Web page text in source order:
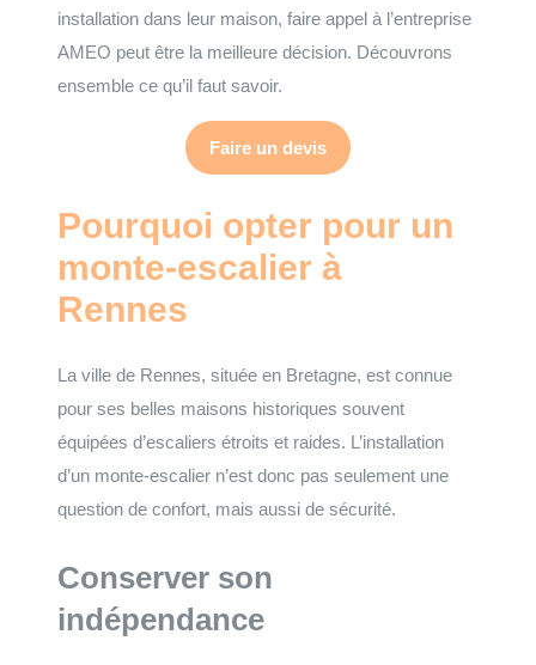
installation dans leur maison, faire appel à l’entreprise
AMEO peut être la meilleure décision. Découvrons
ensemble ce qu’il faut savoir.
Faire un devis
Pourquoi opter pour un
monte-escalier à
Rennes
La ville de Rennes, située en Bretagne, est connue
pour ses belles maisons historiques souvent
équipées d’escaliers étroits et raides. L’installation
d’un monte-escalier n’est donc pas seulement une
question de confort, mais aussi de sécurité.
Conserver son
indépendance